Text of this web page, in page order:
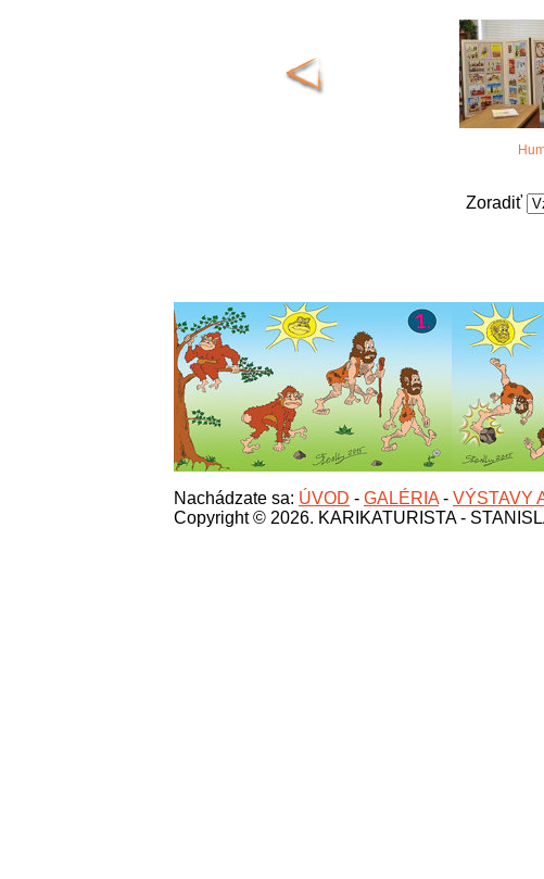
Zoradiť
Nachádzate sa: ÚVOD - GALÉRIA - VÝSTAVY
Copyright © 2026. KARIKATURISTA -